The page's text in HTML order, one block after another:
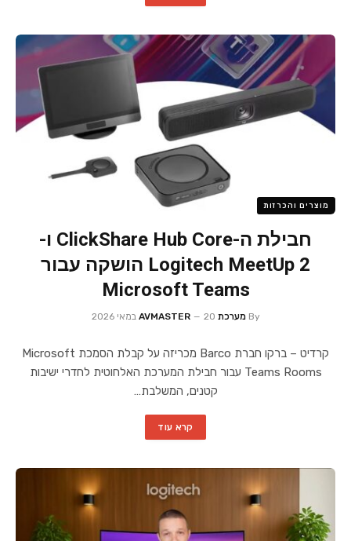
מוצרים והכרזות
חבילת ה-ClickShare Hub Core ו-
Logitech MeetUp 2 הושקה עבור
Microsoft Teams
By מערכת AVMASTER 20 במאי 2026
קרדיט – ברקו חברת Barco מכריזה על קבלת הסמכת Microsoft
Teams Rooms עבור חבילת המערכת האלחוטית לחדרי ישיבות
קטנים, המשלבת…
קרא עוד